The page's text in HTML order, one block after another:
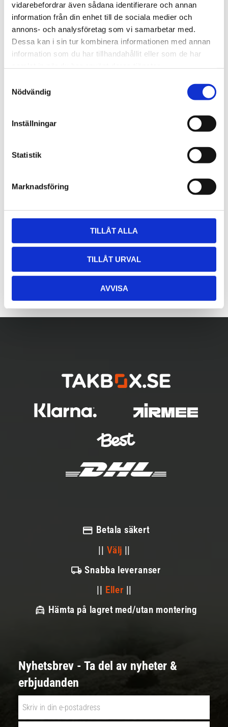
vidarebefordrar även sådana identifierare och annan
information från din enhet till de sociala medier och
annons- och analysföretag som vi samarbetar med.
Dessa kan i sin tur kombinera informationen med annan
information som du har tillhandahållit eller som de har
Nödvändig
Inställningar
Statistik
Marknadsföring
TILLÅT ALLA
TILLÅT URVAL
AVVISA
Lättmonterad
takräcken, för fordon utan
befintliga fästpunkter för
fabriksmonterade räcken.
1 795 kr
kr
Lättmonterad
Edge-takräcken, för
fordon utan befintliga
eller fabriksmonterade
räcken.
2 525kr
2 635
Betala säkert
|| Välj ||
Snabba leveranser
|| Eller ||
Hämta på lagret med/utan montering
Nyhetsbrev - Ta del av nyheter &
erbjudanden